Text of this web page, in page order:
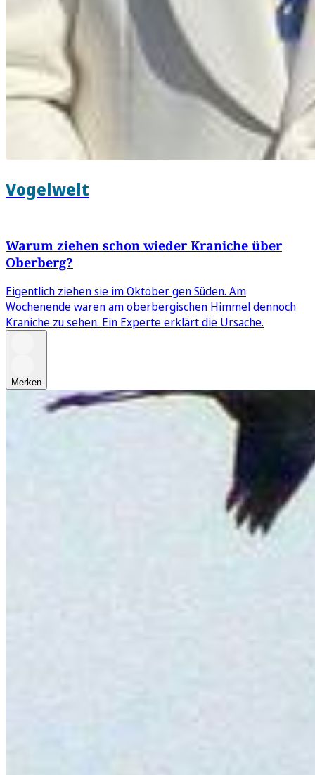
Vogelwelt
Warum ziehen schon wieder Kraniche über
Oberberg?
Eigentlich ziehen sie im Oktober gen Süden. Am
Wochenende waren am oberbergischen Himmel dennoch
Kraniche zu sehen. Ein Experte erklärt die Ursache.
Merken